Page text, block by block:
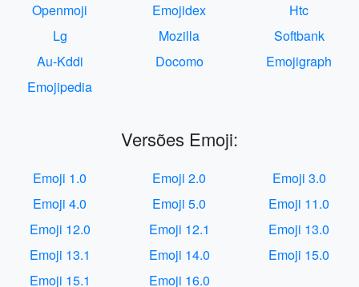
Openmoji
Emojidex
Htc
Lg
Mozilla
Softbank
Au-Kddi
Docomo
Emojigraph
Emojipedia
Versões Emoji:
Emoji 1.0 Emoji 2.0
Emoji 3.0
Emoji 4.0
Emoji 5.0
Emoji 11.0
Emoji 12.0
Emoji 12.1
Emoji 13.0
Emoji 13.1
Emoji 14.0
Emoji 15.0
Emoji 15.1
Emoji 16.0